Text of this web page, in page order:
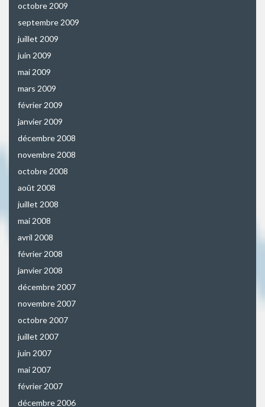
octobre 2009
septembre 2009
juillet 2009
juin 2009
mai 2009
mars 2009
février 2009
janvier 2009
décembre 2008
novembre 2008
octobre 2008
août 2008
juillet 2008
mai 2008
avril 2008
février 2008
janvier 2008
décembre 2007
novembre 2007
octobre 2007
juillet 2007
juin 2007
mai 2007
février 2007
décembre 2006